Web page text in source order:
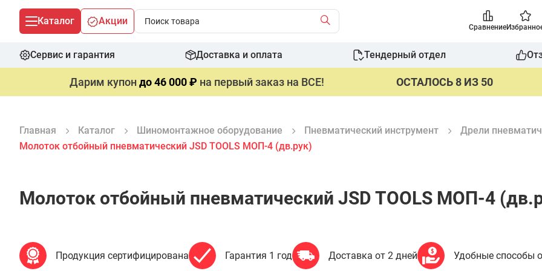
Каталог Акции
Сравнение
Сервис и гарантия Доставка и оплата Тендерный отдел
Дарим купондо 46 000 ₽ на первый заказ на ВСЕ! ОСТАЛОСЬ 8 ИЗ 50
Главная Каталог Шиномонтажное оборудование Пневматический инструмент
Дрели
Молоток отбойный пневматический JSD TOOLS МОП-4 (дв.рук)
Молоток отбойный пневматический JSD TOOLS МОП-4
Продукция сертифицирована Гарантия 1 год Доставка от 2 дней Удобные способы